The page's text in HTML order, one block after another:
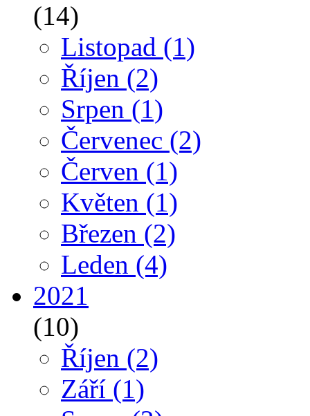
(14)
Listopad (1)
Říjen (2)
Srpen (1)
Červenec (2)
Červen (1)
Květen (1)
Březen (2)
Leden (4)
2021
(10)
Říjen (2)
Září (1)